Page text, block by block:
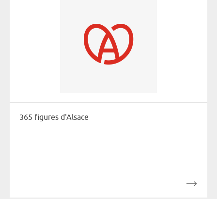
365 figures d'Alsace